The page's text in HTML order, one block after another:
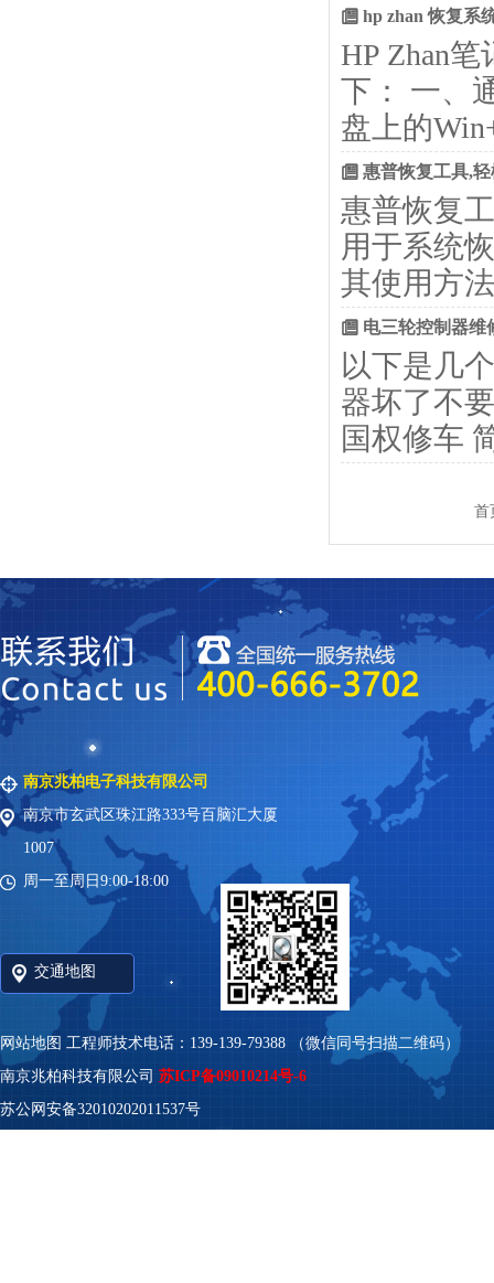
hp zhan 恢复系
HP Zhan
下： 一、
盘上的
惠普恢复工具,
惠普恢复
用于系统
其使用方
电三轮控制器维
以下是几
器坏了不
国权修车
首
南京兆柏电子科技有限公司
南京市玄武区珠江路333号百脑汇大厦
1007
周一至周日9:00-18:00
交通地图
网站地图 工程师技术电话：139-139-79388 （微信同号扫描二维码）
南京兆柏科技有限公司 苏ICP备09010214号-6
苏公网安备32010202011537号